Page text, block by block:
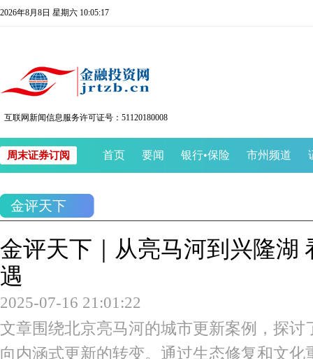
2026年8月8日 星期六 10:05:18
互联网新闻信息服务许可证号：51120180008
周末证券订阅 首页 要闻 银行•保险 市州频道
金评天下
金评天下｜从亮马河到兴隆湖
遇
2025-07-16 21:01:22
文章围绕北京亮马河的城市更新案例，探
向内涵式更新的转变。通过生态修复和文